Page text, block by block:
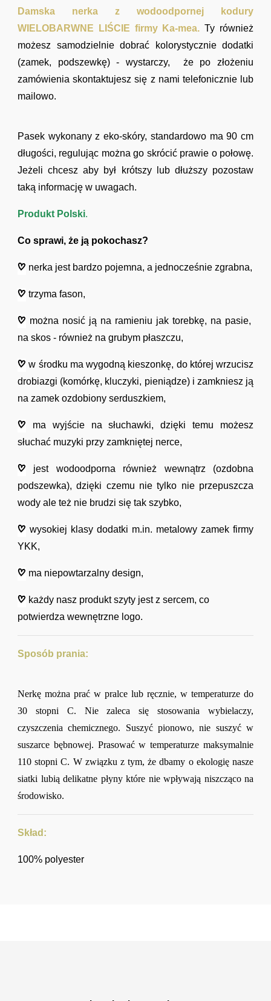
Damska nerka z wodoodpornej kodury
WIELOBARWNE LIŚCIE firmy Ka-mea.Ty również
możesz samodzielnie dobrać kolorystycznie dodatki
(zamek, podszewkę) - wystarczy, że po złożeniu
zamówienia skontaktujesz się z nami telefonicznie lub
mailowo.
Pasek wykonany z eko-skóry, standardowo ma 90 cm
długości, regulując można go skrócić prawie o połowę.
Jeżeli chcesz aby był krótszy lub dłuższy pozostaw
taką informację w uwagach.
Produkt Polski.
Co sprawi, że ją pokochasz?
nerka jest bardzo pojemna, a jednocześnie zgrabna,
trzyma fason,
można nosić ją na ramieniu jak torebkę, na pasie,
na skos - również na grubym płaszczu,
w środku ma wygodną kieszonkę, do której wrzucisz
drobiazgi (komórkę, kluczyki, pieniądze) i zamkniesz ją
na zamek ozdobiony serduszkiem,
ma wyjście na słuchawki, dzięki temu możesz
słuchać muzyki przy zamkniętej nerce,
jest wodoodporna również wewnątrz (ozdobna
podszewka), dzięki czemu nie tylko nie przepuszcza
wody ale też nie brudzi się tak szybko,
wysokiej klasy dodatki m.in. metalowy zamek firmy
YKK,
ma niepowtarzalny design,
każdy nasz produkt szyty jest z sercem, co
potwierdza wewnętrzne logo.
Sposób prania:
Nerkę można prać w pralce lub ręcznie, w temperaturze do
30 stopni C. Nie zaleca się stosowania wybielaczy,
czyszczenia chemicznego. Suszyć pionowo, nie suszyć w
suszarce bębnowej. Prasować w temperaturze maksymalnie
110 stopni C. W związku z tym, że dbamy o ekologię nasze
siatki lubią delikatne płyny które nie wpływają niszcząco na
środowisko.
Skład:
100% polyester